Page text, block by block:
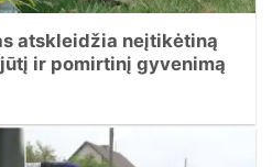
atskleidžia neįtikėtiną
ir pomirtinį gyvenimą